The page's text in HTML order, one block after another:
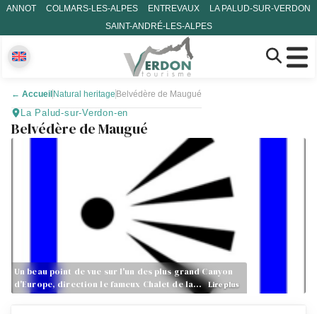
ANNOT COLMARS-LES-ALPES ENTREVAUX
LA PALUD-SUR-VERDON
SAINT-ANDRÉ-LES-ALPES
← Accueil Natural heritage Belvédère de Maugué
La Palud-sur-Verdon-en
Belvédère de Maugué
Un beau point de vue sur l'un des plus grand Canyon
d'Europe, direction le fameux Chalet de la… Lire plus